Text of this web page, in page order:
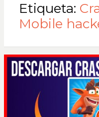
Etiqueta:
Mobile